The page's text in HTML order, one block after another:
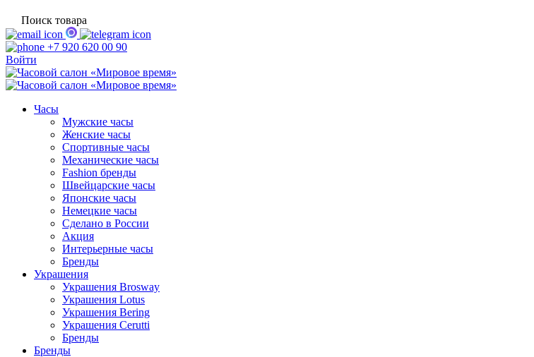
Поиск товара
+7 920 620 00 90
Войти
Часы
Мужские часы
Женские часы
Спортивные часы
Механические часы
Fashion бренды
Швейцарские часы
Японские часы
Немецкие часы
Сделано в России
Акция
Интерьерные часы
Бренды
Украшения
Украшения Brosway
Украшения Lotus
Украшения Bering
Украшения Cerutti
Бренды
Бренды